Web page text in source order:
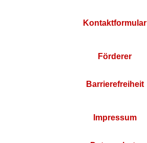
Kontaktformular
Förderer
Barrierefreiheit
Impressum